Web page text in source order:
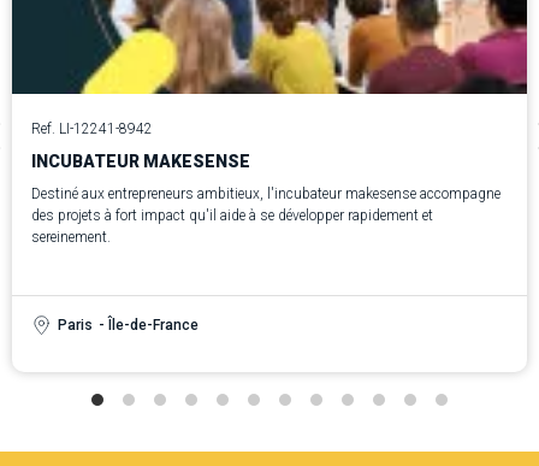
Ref. LI-12241-8942
INCUBATEUR MAKESENSE
Destiné aux entrepreneurs ambitieux, l'incubateur makesense accompagne
des projets à fort impact qu'il aide à se développer rapidement et
sereinement.
Paris - Île-de-France